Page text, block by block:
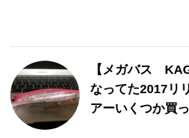
【メガバス
なってた2017リ
アーいくつか買